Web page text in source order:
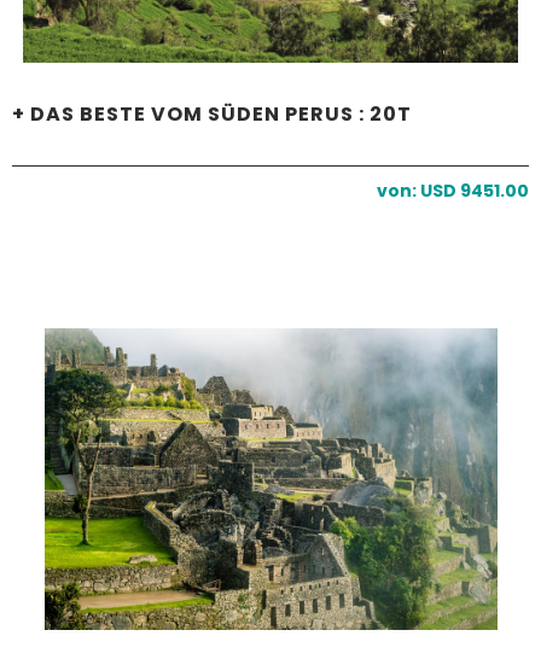
+ DAS BESTE VOM SÜDEN PERUS : 20T
von: USD 9451.00